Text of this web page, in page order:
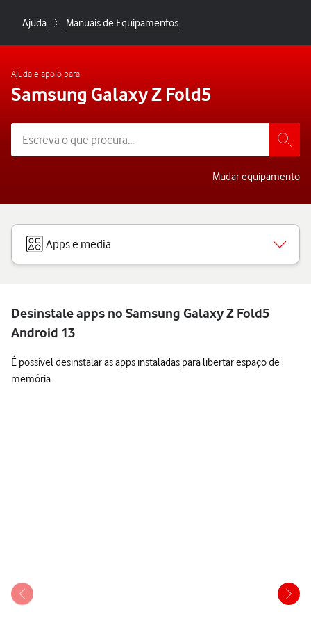
Ajuda Manuais de Equipamentos
Ajuda e apoio para
Samsung Galaxy Z Fold5
Mudar equipamento
Apps e media
Desinstale apps no Samsung Galaxy Z Fold5
Android 13
É possível desinstalar as apps instaladas para libertar espaço de
memória.